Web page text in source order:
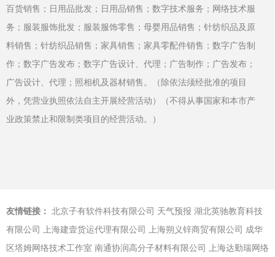
百货销售；日用品批发；日用品销售；数字技术服务；网络技术服
务；服装服饰批发；服装服饰零售；母婴用品销售；针纺织品及原
料销售；针纺织品销售；家具销售；家具零配件销售；数字广告制
作；数字广告发布；数字广告设计、代理；广告制作；广告发布；
广告设计、代理；照相机及器材销售。（除依法须经批准的项目
外，凭营业执照依法自主开展经营活动）（不得从事国家和本市产
业政策禁止和限制类项目的经营活动。）
友情链接： 北京子有软件科技有限公司 天气预报 湖北英驰教育科技
有限公司
上海建壹货运代理有限公司 上海朔义锌商贸有限公司 成华
区塔姆网络技术工作室 南通协润高分子材料有限公司
上海达勤瑞网络